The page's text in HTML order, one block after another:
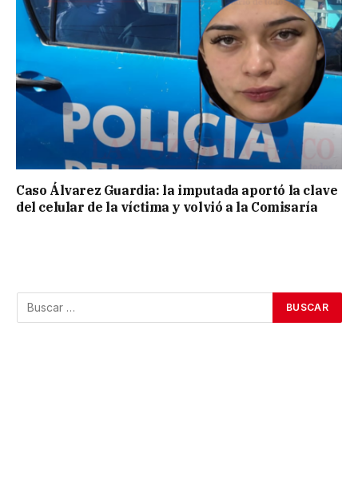
Caso Álvarez Guardia: la imputada aportó la clave
del celular de la víctima y volvió a la Comisaría